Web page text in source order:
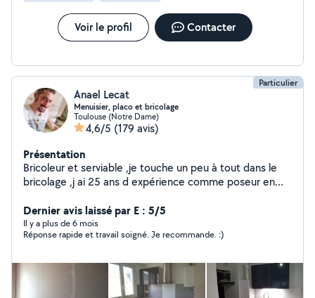
Voir le profil Contacter
Particulier
Anael Lecat
Menuisier, placo et bricolage
Toulouse (Notre Dame)
4,6/5 (179 avis)
Présentation
Bricoleur et serviable ,je touche un peu à tout dans le
bricolage ,j ai 25 ans d expérience comme poseur en
bricolage, placo, et plein d'autres choses dans la maison
! ainsi que de des déménagement.
Dernier avis laissé par E : 5/5
Il y a plus de 6 mois
Réponse rapide et travail soigné. Je recommande. :)